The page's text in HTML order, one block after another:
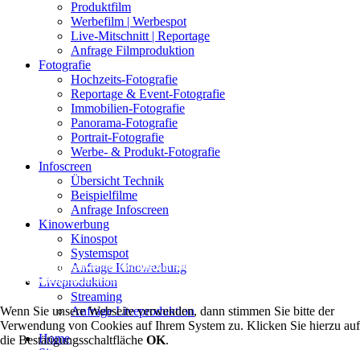
Produktfilm
Werbefilm | Werbespot
Live-Mitschnitt | Reportage
Anfrage Filmproduktion
Fotografie
Hochzeits-Fotografie
Reportage & Event-Fotografie
Immobilien-Fotografie
Panorama-Fotografie
Portrait-Fotografie
Werbe- & Produkt-Fotografie
Infoscreen
Übersicht Technik
Beispielfilme
Anfrage Infoscreen
Kinowerbung
Kinospot
Systemspot
Anfrage Kinowerbung
Liveproduktion
Streaming
Anfrage Liveproduktion
Home
Diese Webseite verwendet Cookies um Authentifizierung, Navigation und
andere Seitenfunktionen sicherzustellen.
Wenn Sie unsere Webseite verwenden, dann stimmen Sie bitte der
Verwendung von Cookies auf Ihrem System zu. Klicken Sie hierzu auf
die Bestätigungsschaltfläche OK.